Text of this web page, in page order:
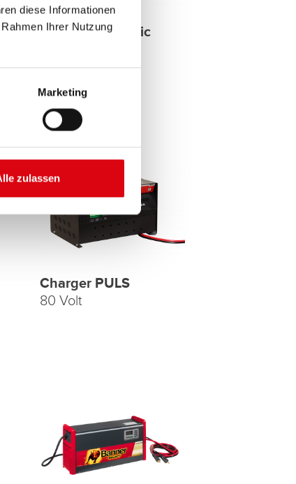
diese Informationen
Ihrer Nutzung
Marketing
zulassen
Charger HF Basic
Charger PULS
80 Volt